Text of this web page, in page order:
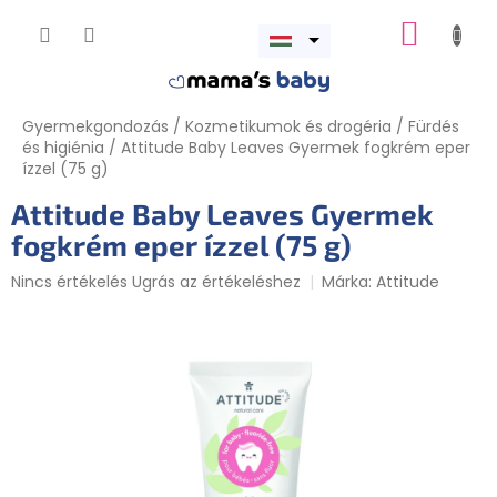
KOSÁR
Menü
Gyermekgondozás / Kozmetikumok és drogéria / Fürdés
és higiénia / Attitude Baby Leaves Gyermek fogkrém eper
ízzel (75 g)
Attitude Baby Leaves Gyermek
fogkrém eper ízzel (75 g)
A
Nincs értékelés Ugrás az értékeléshez Márka:Attitude